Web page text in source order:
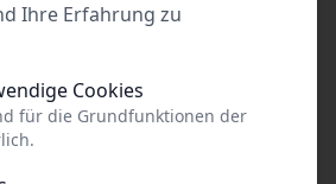
Sa. 14:00
& authentisch
auf der Stadtaußenseite
23552 Lübeck)
Ihre Erfahrung zu
Cookies
für die Grundfunktionen der